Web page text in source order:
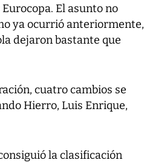
El asunto no
ya ocurrió anteriormente,
dejaron bastante que
cuatro cambios se
Hierro, Luis Enrique,
la clasificación